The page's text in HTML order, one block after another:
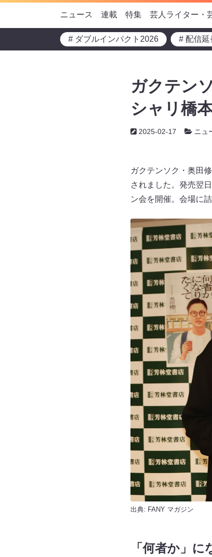
ニュース 連載 特集 芸人ライター・
# ダブルインパクト2026 # 配信延
ガクテン
シャリ橋
2025-02-17 ニュ
ガクテンソク・奥田
されました。発売翌
ン会を開催。会場に
出典: FANY マガジン
「何者か」